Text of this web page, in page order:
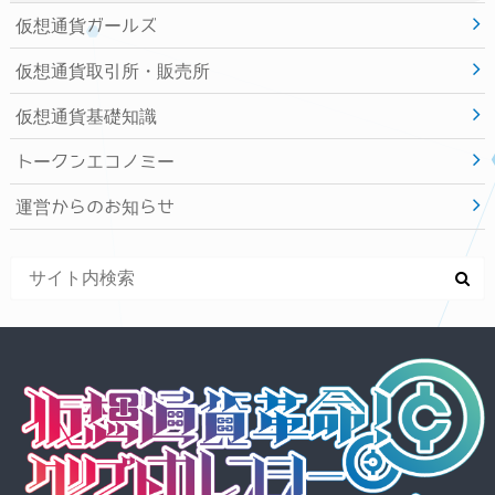
仮想通貨ガールズ
仮想通貨取引所・販売所
仮想通貨基礎知識
トークンエコノミー
運営からのお知らせ